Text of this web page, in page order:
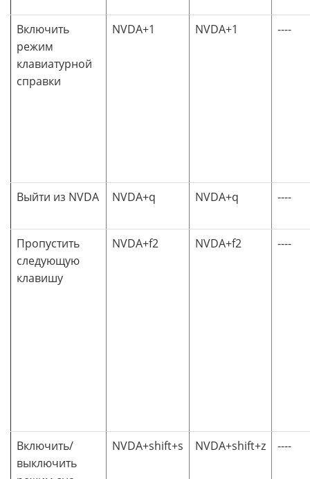
Включить
режим
клавиатурной
справки
NVDA+1 NVDA+1 ----
Выйти из NVDA NVDA+q NVDA+q ----
Пропустить
следующую
клавишу
NVDA+f2 NVDA+f2 ----
Включить/
выключить
NVDA+shift+s NVDA+shift+z ----